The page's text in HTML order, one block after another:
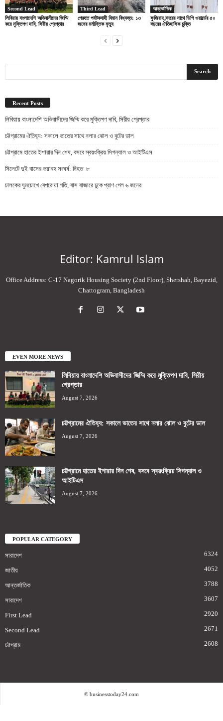
Second Lead
লিবিয়ায় বাংলাদেশি অভিবাসীদের জিম্মি
করে মুক্তিপণ দাবি, সিরীয় গ্রেপ্তার
Third Lead
পেরুতে পর্যটকবাহী বিমান বিধ্বস্ত: ১৩
জনের মর্মান্তিক মৃত্যু
আন্তর্জাতিক
ফুজিরাহ বন্দরের সাথে ডিপি ওয়ার্ল্ডের ৫০
বছরের ঐতিহাসিক চুক্তি
Recent Posts
লিবিয়ায় বাংলাদেশি অভিবাসীদের জিম্মি করে মুক্তিপণ দাবি, সিরীয় গ্রেপ্তার
চট্টগ্রামের ঐতিহ্য: সকালে ভাতের সাথে নলার ঝোল ও বুটের ডাল
চট্টগ্রামে হাতের ইশারার দিন শেষ, বসবে স্বয়ংক্রিয় সিগন্যাল ও আইটিএস
সিলেটে দুই বাসের ভয়াবহ সংঘর্ষ: নিহত ৮
চালকের ঘুমচোখে বেপরোয়া গতি, বাস বাজারে ঢুকে প্রাণ গেল ৬ জনের
Editor: Kamrul Islam
Office Address: C-17 Nagorik Housing Society (2nd Floor), Shershah, Bayezid,
Chattogram, Bangladesh
EVEN MORE NEWS
লিবিয়ায় বাংলাদেশি অভিবাসীদের জিম্মি করে মুক্তিপণ দাবি, সিরীয়
গ্রেপ্তার
August 7, 2026
চট্টগ্রামের ঐতিহ্য: সকালে ভাতের সাথে নলার ঝোল ও বুটের ডাল
August 7, 2026
চট্টগ্রামে হাতের ইশারার দিন শেষ, বসবে স্বয়ংক্রিয় সিগন্যাল ও
আইটিএস
August 7, 2026
POPULAR CATEGORY
সারাদেশ 6324
জাতীয় 4052
আন্তর্জাতিক 3788
সারাদেশ 3607
First Lead 2920
Second Lead 2671
চট্টগ্রাম 2608
© businesstoday24.com